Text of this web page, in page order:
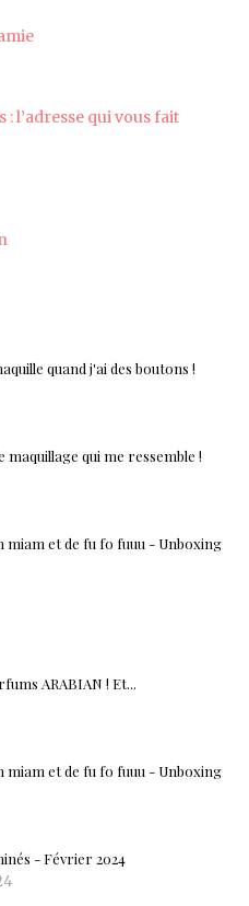
l’adresse qui vous fait
quand j'ai des boutons !
maquillage qui me ressemble !
miam et de fu fo fuuu - Unboxing
ARABIAN ! Et...
miam et de fu fo fuuu - Unboxing
- Février 2024